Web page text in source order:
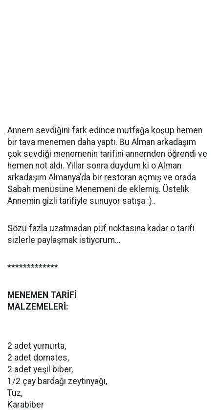
Annem sevdiğini fark edince mutfağa koşup hemen
bir tava menemen daha yaptı. Bu Alman arkadaşım
çok sevdiği menemenin tarifini annemden öğrendi ve
hemen not aldı. Yıllar sonra duydum ki o Alman
arkadaşım Almanya'da bir restoran açmış ve orada
Sabah menüsüne Menemeni de eklemiş. Üstelik
Annemin gizli tarifiyle sunuyor satışa :)..
Sözü fazla uzatmadan püf noktasına kadar o tarifi
sizlerle paylaşmak istiyorum...
*************
MENEMEN TARİFİ
MALZEMELERİ:
2 adet yumurta,
2 adet domates,
2 adet yeşil biber,
1/2 çay bardağı zeytinyağı,
Tuz,
Karabiber